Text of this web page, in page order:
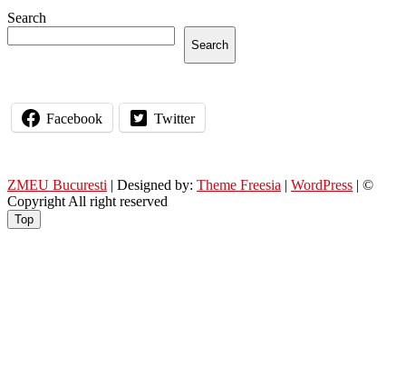
Search
Search
Facebook Twitter
ZMEU Bucuresti | Designed by: Theme Freesia | WordPress | ©
Copyright All right reserved
Top